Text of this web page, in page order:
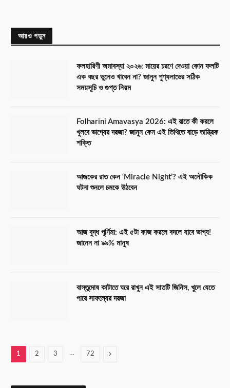
আরও পড়ুন
ফলহারিণী অমাবস্যা ২০২৬: মায়ের চরণে দেওয়া কোন ফলটি
এক বছর ভুলেও খাবেন না? জানুন পুণ্যলাভের সঠিক
সময়সূচি ও গুপ্ত নিয়ম
Folharini Amavasya 2026: এই রাতে কী করলে
খুলবে ভাগ্যের দরজা? জানুন কেন এই তিথিতে বাড়ে তান্ত্রিক
শক্তি
আজকের রাত কেন ‘Miracle Night’? এই অলৌকিক
ঘটনা শুনলে চমকে উঠবেন
আজ বুদ্ধ পূর্ণিমা: এই ৫টা কাজ করলে বদলে যাবে ভাগ্য!
জানেন না ৯৯% মানুষ
বাস্তুদোষ কাটাতে ঘরে রাখুন এই সাতটি জিনিস, খুলে যেতে
পারে সাফল্যের দরজা
1 2 3 … 72 Next